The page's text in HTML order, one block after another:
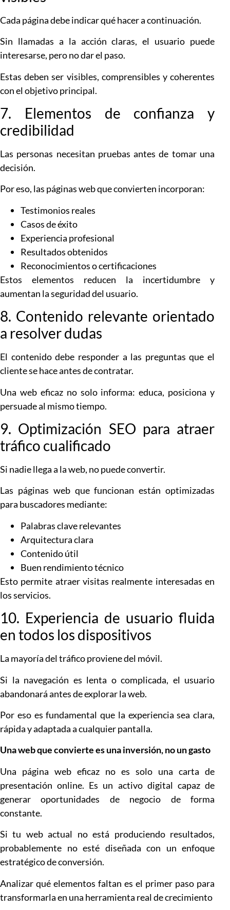
Cada página debe indicar qué hacer a continuación.
Sin llamadas a la acción claras, el usuario puede
interesarse, pero no dar el paso.
Estas deben ser visibles, comprensibles y coherentes
con el objetivo principal.
7. Elementos de confianza y
credibilidad
Las personas necesitan pruebas antes de tomar una
decisión.
Por eso, las páginas web que convierten incorporan:
Testimonios reales
Casos de éxito
Experiencia profesional
Resultados obtenidos
Reconocimientos o certificaciones
Estos elementos reducen la incertidumbre y
aumentan la seguridad del usuario.
8. Contenido relevante orientado
a resolver dudas
El contenido debe responder a las preguntas que el
cliente se hace antes de contratar.
Una web eficaz no solo informa: educa, posiciona y
persuade al mismo tiempo.
9. Optimización SEO para atraer
tráfico cualificado
Si nadie llega a la web, no puede convertir.
Las páginas web que funcionan están optimizadas
para buscadores mediante:
Palabras clave relevantes
Arquitectura clara
Contenido útil
Buen rendimiento técnico
Esto permite atraer visitas realmente interesadas en
los servicios.
10. Experiencia de usuario fluida
en todos los dispositivos
La mayoría del tráfico proviene del móvil.
Si la navegación es lenta o complicada, el usuario
abandonará antes de explorar la web.
Por eso es fundamental que la experiencia sea clara,
rápida y adaptada a cualquier pantalla.
Una web que convierte es una inversión, no un gasto
Una página web eficaz no es solo una carta de
presentación online. Es un activo digital capaz de
generar oportunidades de negocio de forma
constante.
Si tu web actual no está produciendo resultados,
probablemente no esté diseñada con un enfoque
estratégico de conversión.
Analizar qué elementos faltan es el primer paso para
transformarla en una herramienta real de crecimiento